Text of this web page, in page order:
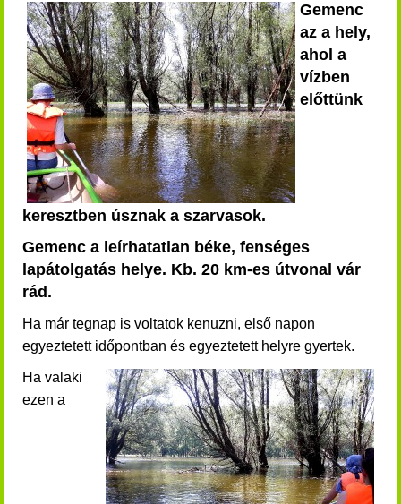
Gemenc
az a hely,
ahol a
vízben
előttünk
keresztben úsznak a szarvasok.
Gemenc a leírhatatlan béke, fenséges
lapátolgatás helye. Kb. 20 km-es útvonal vár
rád.
Ha már tegnap is voltatok kenuzni, első napon
egyeztetett időpontban és egyeztetett helyre gyertek.
Ha valaki
ezen a